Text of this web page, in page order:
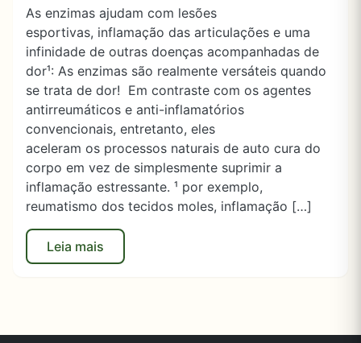
As enzimas ajudam com lesões
esportivas, inflamação das articulações e uma
infinidade de outras doenças acompanhadas de
dor¹: As enzimas são realmente versáteis quando
se trata de dor! Em contraste com os agentes
antirreumáticos e anti-inflamatórios
convencionais, entretanto, eles
aceleram os processos naturais de auto cura do
corpo em vez de simplesmente suprimir a
inflamação estressante. ¹ por exemplo,
reumatismo dos tecidos moles, inflamação […]
Leia mais